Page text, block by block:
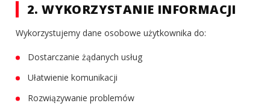
2. WYKORZYSTANIE INFORMACJI
Wykorzystujemy dane osobowe użytkownika do:
Dostarczanie żądanych usług
Ułatwienie komunikacji
Rozwiązywanie problemów